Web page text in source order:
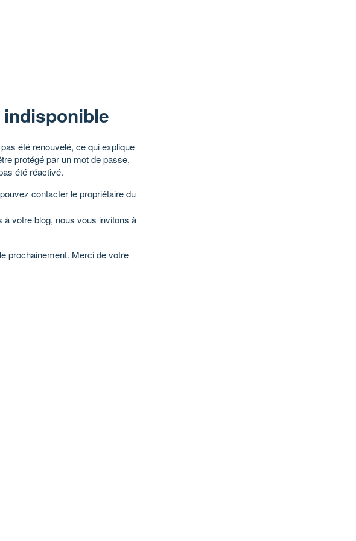
été renouvelé, ce qui explique
protégé par un mot de passe,
été réactivé.
contacter le propriétaire du
à votre blog, nous vous invitons à
prochainement. Merci de votre